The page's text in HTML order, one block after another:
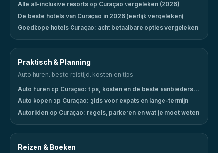
Alle all-inclusive resorts op Curaçao vergeleken (2026)
De beste hotels van Curaçao in 2026 (eerlijk vergeleken)
Goedkope hotels Curaçao: acht betaalbare opties vergeleken
Praktisch & Planning
Auto huren, beste reistijd, kosten en tips
Auto huren op Curaçao: tips, kosten en de beste aanbieders
(2026)
Auto kopen op Curaçao: gids voor expats en lange-termijn
Autorijden op Curaçao: regels, parkeren en wat je moet weten
Reizen & Boeken